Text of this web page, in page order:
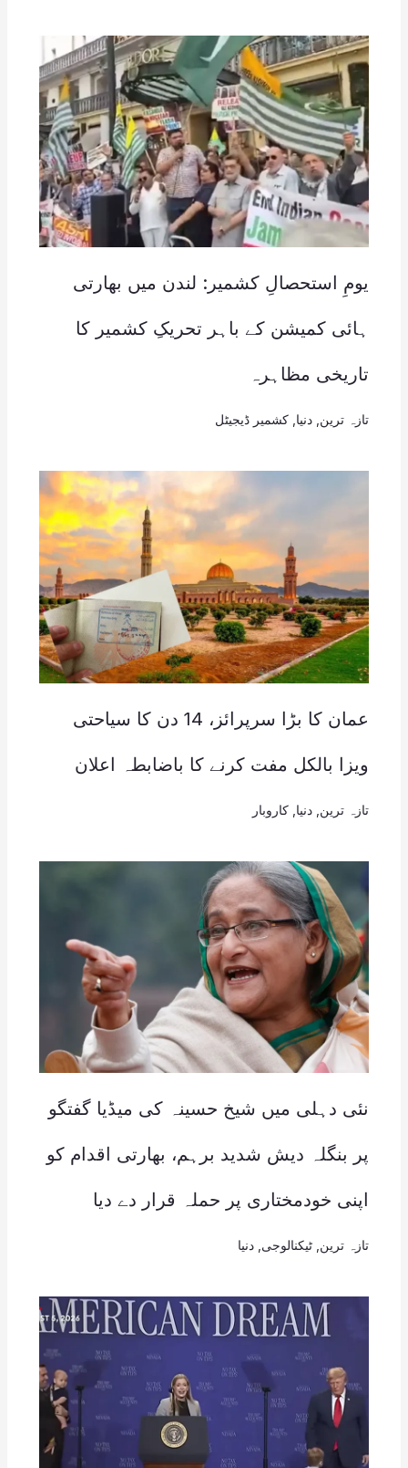
یومِ استحصالِ کشمیر: لندن میں بھارتی
ہائی کمیشن کے باہر تحریکِ کشمیر کا
تاریخی مظاہرہ
تازہ ترین دنیا کشمیر ڈیجیٹل
عمان کا بڑا سرپرائز، 14 دن کا سیاحتی
ویزا بالکل مفت کرنے کا باضابطہ اعلان
تازہ ترین دنیا کاروبار
نئی دہلی میں شیخ حسینہ کی میڈیا گفتگو
پر بنگلہ دیش شدید برہم، بھارتی اقدام کو
اپنی خودمختاری پر حملہ قرار دے دیا
تازہ ترین ٹیکنالوجی دنیا